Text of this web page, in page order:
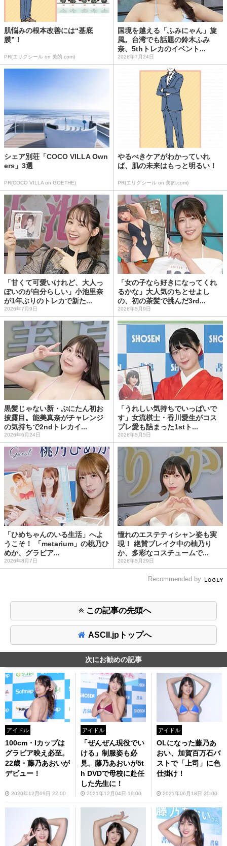
肌悩みの根本改善には“基底
膜”！
PR(エリクシール on 美的.com)
国境を越える「ふみにゃん」旋
風。台湾でも話題の鈴木ふみ
奈、5thトレカのイベント...
2026年7月24日
シェア別荘「COCO VILLA Own
ers」3選
PR(COCO VILLA on GOETHE)
やるべきケアがわかっていれ
ば、肌の未来はもっと明るい！
PR(エリクシール on 美的.com)
「甘くて可愛いけれど、大人っ
ぽいのが自分らしい」小池里奈
が1年ぶりのトレカで新た...
2026年7月9日
「女の子なら好きになってくれ
るかな」大人気のちとせよし
の、初の茶髪で挑んだ3rd...
2026年5月9日
黒髪じゃない新・ぷにたん初お
披露目。能美真奈がチャレンジ
の気持ちで2ndトレカイ...
2026年6月24日
「うれしい気持ちでいっぱいで
す」女流棋士・香川愛生がコス
プレ愛も詰まった1stト...
2026年5月5日
「ひめちゃんのいる生活」へよ
うこそ！ 「metarium」の桃乃ひ
めか、グラビア...
2026年8月7日
憧れのエステティシャン姿も実
現！ 絶賛ブレイク中の柚乃り
か、多彩なコスチュームで...
2026年5月29日
Recommended by
この記事の先頭へ
ASCII.jpトップへ
次にお勧めの記事
アイドル
100cm・Iカップは
グラビア映え必至。
22歳・藤乃あおいが
デビュー！
2020年12月09日 22:00
アイドル
「ぜんぜん現役でい
ける」制服姿も必
見。藤乃あおいが5t
h DVDで母校に赴任
した先生に！
2021年12月04日 19:00
アイドル
OLになった藤乃あ
おい、加賀百万石バ
ストで「上司」に色
仕掛け！
2021年06月18日 20:00